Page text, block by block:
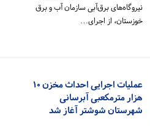
نیروگاه‌های برق‌آبی سازمان آب و برق
خوزستان، از اجرای…
عملیات اجرایی احداث مخزن ۱۰
هزار مترمکعبی آبرسانی
شهرستان شوشتر آغاز شد